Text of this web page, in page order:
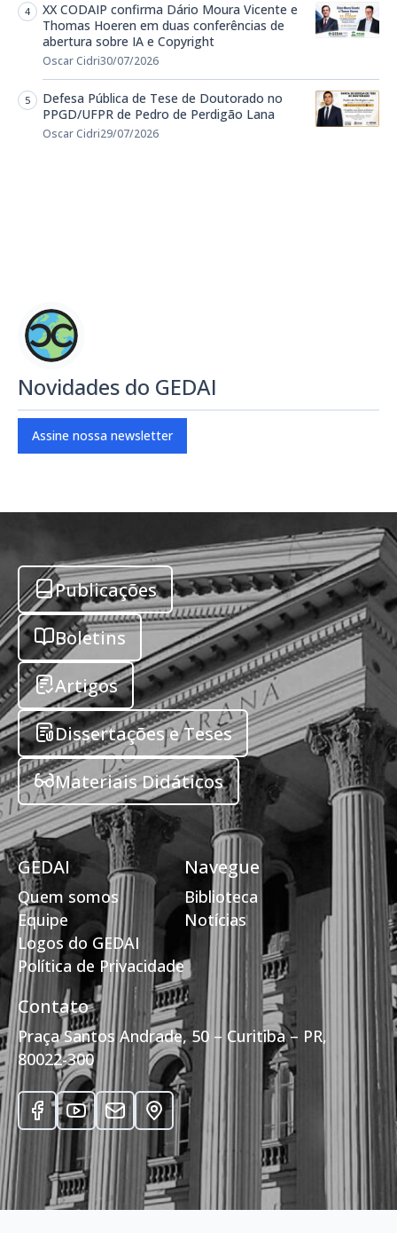
XX CODAIP confirma Dário Moura Vicente e
Thomas Hoeren em duas conferências de
abertura sobre IA e Copyright
Oscar Cidri30/07/2026
Defesa Pública de Tese de Doutorado no
PPGD/UFPR de Pedro de Perdigão Lana
Oscar Cidri29/07/2026
Novidades do GEDAI
Assine nossa newsletter
Publicações
Boletins
Artigos
Dissertações e Teses
Materiais Didáticos
GEDAI
Quem somos
Equipe
Logos do GEDAI
Política de Privacidade
Navegue
Biblioteca
Notícias
Contato
Praça Santos Andrade, 50 – Curitiba – PR,
80022-300